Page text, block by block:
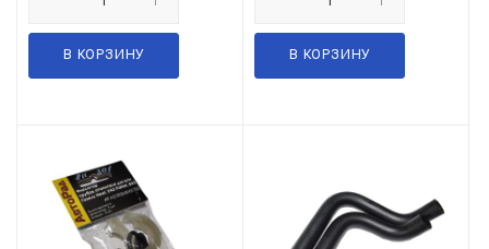
В КОРЗИНУ В КОРЗИНУ